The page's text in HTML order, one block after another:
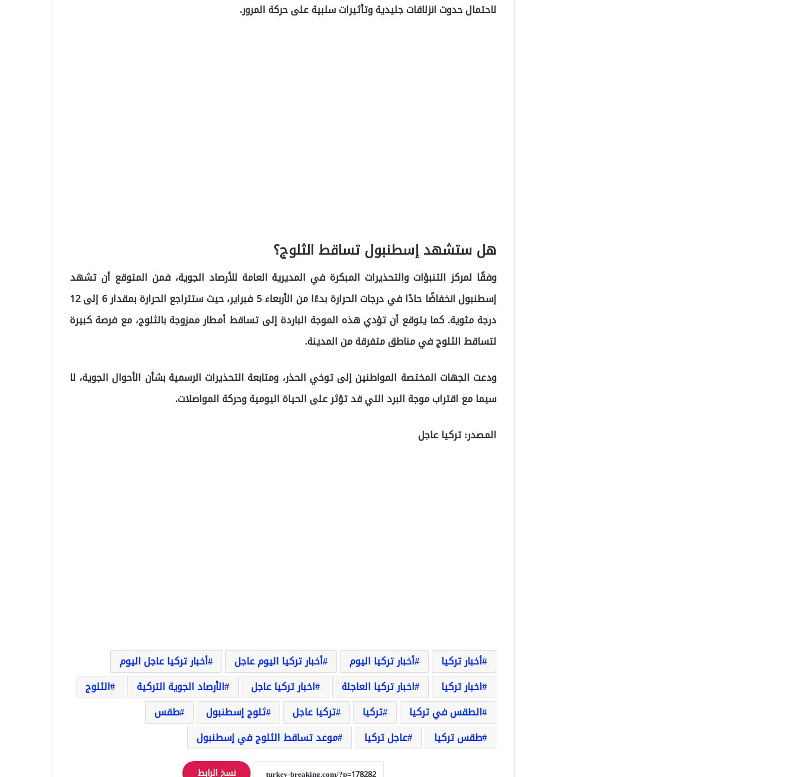
لاحتمال حدوث انزلاقات جليدية وتأثيرات سلبية على حركة المرور.
هل ستشهد إسطنبول تساقط الثلوج؟
وفقًا لمركز التنبؤات والتحذيرات المبكرة في المديرية العامة للأرصاد الجوية، فمن المتوقع أن تشهد
إسطنبول انخفاضًا حادًا في درجات الحرارة بدءًا من الأربعاء 5 فبراير، حيث ستتراجع الحرارة بمقدار 6 إلى 12
درجة مئوية. كما يتوقع أن تؤدي هذه الموجة الباردة إلى تساقط أمطار ممزوجة بالثلوج، مع فرصة كبيرة
لتساقط الثلوج في مناطق متفرقة من المدينة.
ودعت الجهات المختصة المواطنين إلى توخي الحذر، ومتابعة التحذيرات الرسمية بشأن الأحوال الجوية، لا
سيما مع اقتراب موجة البرد التي قد تؤثر على الحياة اليومية وحركة المواصلات.
المصدر: تركيا عاجل
أخبار تركيا أخبار تركيا اليوم أخبار تركيا اليوم عاجل
أخبار تركيا عاجل اليوم
اخبار تركيا
اخبار تركيا العاجلة اخبار تركيا عاجل الأرصاد الجوية التركية
الثلوج
الطقس في تركيا
تركيا تركيا عاجل ثلوج إسطنبول
طقس
طقس تركيا
عاجل تركيا موعد تساقط الثلوج في إسطنبول
نسخ الرابط